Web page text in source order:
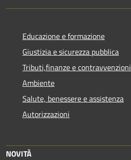
Educazione e formazione
Giustizia e sicurezza pubblica
Tributi,finanze e contravvenzioni
Ambiente
Salute, benessere e assistenza
Autorizzazioni
NOVITÀ